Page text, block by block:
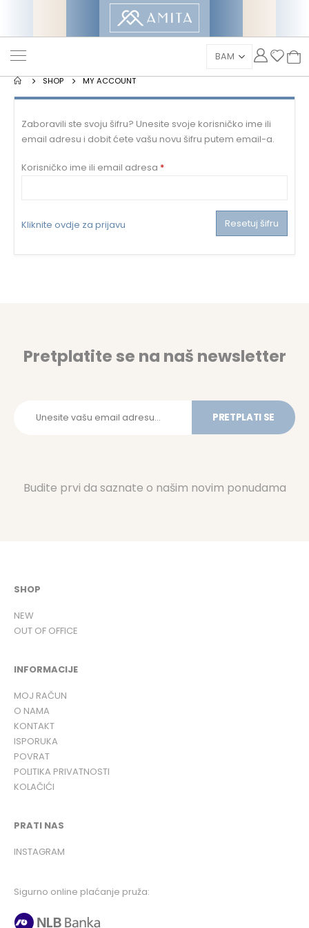
SHOP MY ACCOUNT
Zaboravili ste svoju šifru? Unesite svoje korisničko ime ili
email adresu i dobit ćete vašu novu šifru putem email-a.
Korisničko ime ili email adresa *Mandatorno
Kliknite ovdje za prijavu Resetuj šifru
Pretplatite se na naš newsletter
PRETPLATI SE
Budite prvi da saznate o našim novim ponudama
SHOP
NEW
OUT OF OFFICE
INFORMACIJE
MOJ RAČUN
O NAMA
KONTAKT
ISPORUKA
POVRAT
POLITIKA PRIVATNOSTI
KOLAČIĆI
PRATI NAS
INSTAGRAM
Sigurno online plaćanje pruža: